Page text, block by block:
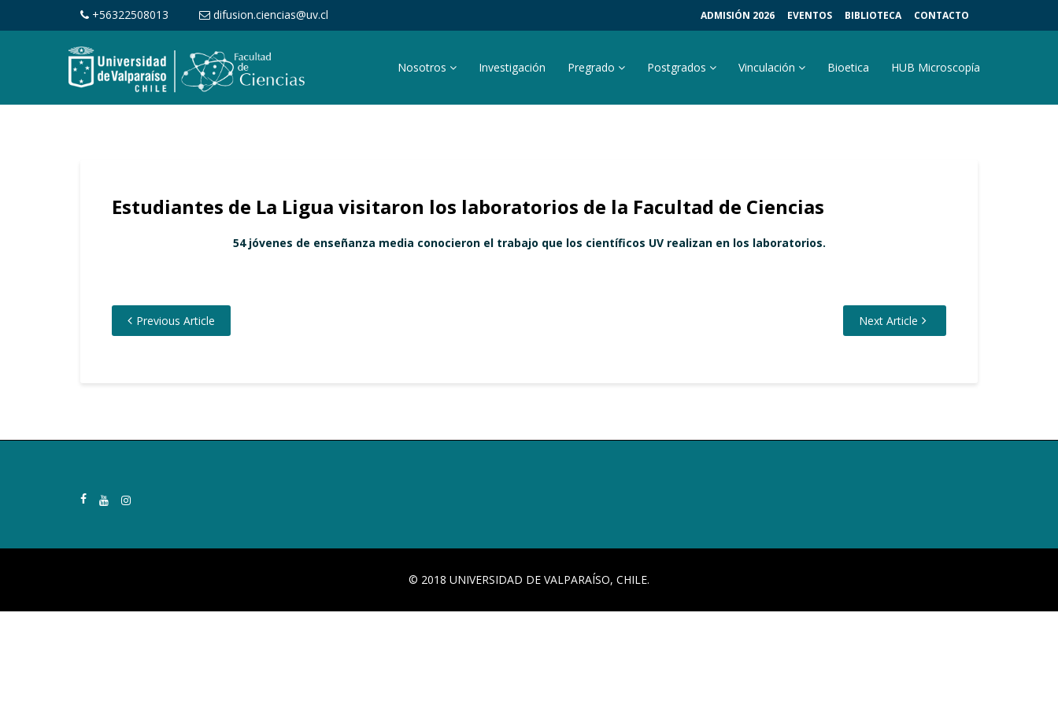
+56322508013 difusion.ciencias@uv.cl ADMISIÓN 2026 EVENTOS BIBLIOTECA CONTACTO
Nosotros Investigación Pregrado Postgrados Vinculación Bioetica HUB Microscopía
Estudiantes de La Ligua visitaron los laboratorios de la Facultad de Ciencias
54 jóvenes de enseñanza media conocieron el trabajo que los científicos UV realizan en los laboratorios.
Previous Article Next Article
© 2018 UNIVERSIDAD DE VALPARAÍSO, CHILE.